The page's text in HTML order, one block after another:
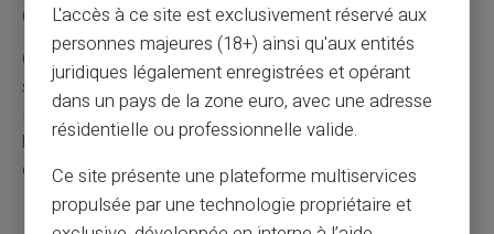
Que faire après avoir fait opposition ?
Changez vos identifiants de connexion pour tous les
services bancaires concernés. Investissez dans un
logiciel antivirus et consultez régulièrement votre
banque pour obtenir des mises à jour sur leur politique
de sécurité.
L'accès à ce site est exclusivement réservé aux
personnes majeures (18+) ainsi qu'aux entités
juridiques légalement enregistrées et opérant
dans un pays de la zone euro, avec une adresse
résidentielle ou professionnelle valide.
Ce site présente une plateforme multiservices
propulsée par une technologie propriétaire et